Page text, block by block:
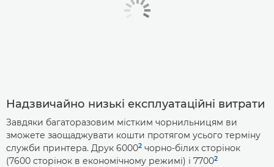
Надзвичайно низькі експлуатаційні витрати
Завдяки багаторазовим містким чорнильницям ви
зможете заощаджувати кошти протягом усього терміну
служби принтера. Друк 60002 чорно-білих сторінок
(7600 сторінок в економічному режимі) і 77002